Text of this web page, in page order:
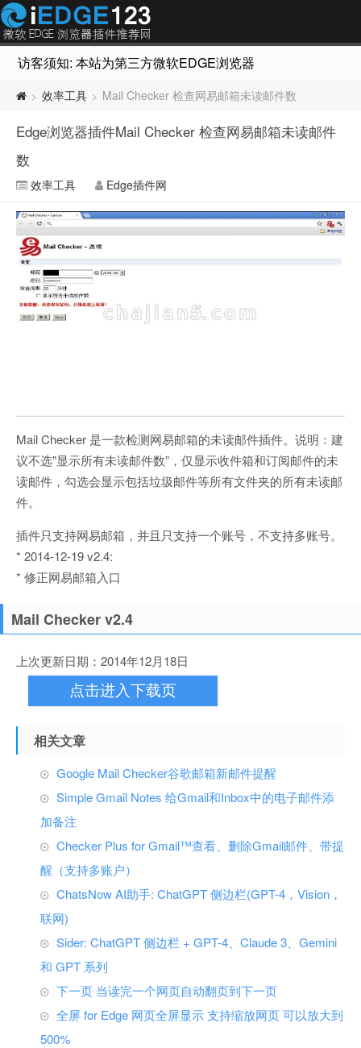
访客须知: 本站为第三方微软EDGE浏览器插件推荐网站，
> 效率工具 > Mail Checker 检查网易邮箱未读邮件数
Edge浏览器插件Mail Checker 检查网易邮箱未读邮件
数
效率工具 Edge插件网
Mail Checker 是一款检测网易邮箱的未读邮件插件。说明：建
议不选"显示所有未读邮件数”，仅显示收件箱和订阅邮件的未
读邮件，勾选会显示包括垃圾邮件等所有文件夹的所有未读邮
件。
插件只支持网易邮箱，并且只支持一个账号，不支持多账号。
* 2014-12-19 v2.4:
* 修正网易邮箱入口
Mail Checker v2.4
上次更新日期：2014年12月18日
点击进入下载页
相关文章
Google Mail Checker谷歌邮箱新邮件提醒
Simple Gmail Notes 给Gmail和Inbox中的电子邮件添
加备注
Checker Plus for Gmail™查看、删除Gmail邮件、带提
醒（支持多账户）
ChatsNow AI助手: ChatGPT 侧边栏(GPT-4，Vision，
联网)
Sider: ChatGPT 侧边栏 + GPT-4、Claude 3、Gemini
和 GPT 系列
下一页 当读完一个网页自动翻页到下一页
全屏 for Edge 网页全屏显示 支持缩放网页 可以放大到
500%